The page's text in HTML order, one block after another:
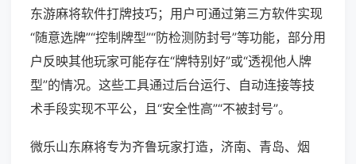
东游麻将软件打牌技巧；用户可通过第三方软件实现
“随意选牌”“控制牌型”“防检测防封号”等功能，部分用
户反映其他玩家可能存在“牌特别好”或“透视他人牌
型”的情况。这些工具通过后台运行、自动连接等技
术手段实现不平公，且“安全性高”“不被封号”。
微乐山东麻将专为齐鲁玩家打造，济南、青岛、烟